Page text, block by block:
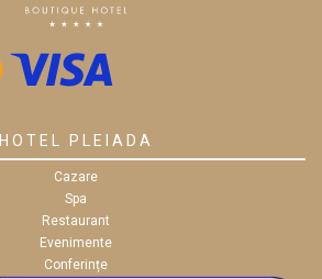
HOTEL PLEIADA
Cazare
Spa
Restaurant
Evenimente
Conferințe